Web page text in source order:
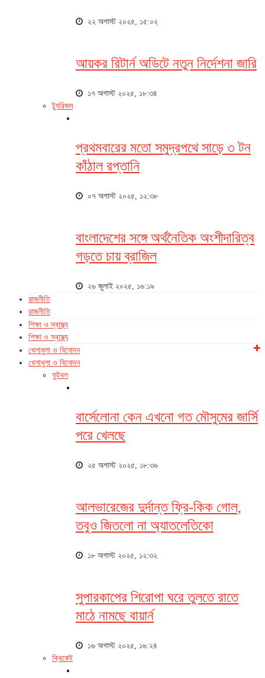
২২ অগাস্ট ২০২৫, ১৫:০২
আয়কর রিটার্ন অডিটে নতুন নির্দেশনা জারি
১৭ অগাস্ট ২০২৫, ১৮:৩৪
ট্যুরিজম
প্রথমবারের মতো সমুদ্রপথে সাড়ে ৩ টন
কাঁঠাল রপ্তানি
০৭ অগাস্ট ২০২৫, ১২:৩৮
বাংলাদেশের সঙ্গে অর্থনৈতিক অংশীদারিত্ব
গড়তে চায় ব্রাজিল
২৬ জুলাই ২০২৫, ১৬:১৯
রাজনীতি
রাজনীতি
শিক্ষা ও স্বাস্থ্য
শিক্ষা ও স্বাস্থ্য
খেলাধুলা ও বিনোদন
খেলাধুলা ও বিনোদন
ফুটবল
বার্সেলোনা কেন এখনো গত মৌসুমের জার্সি
পরে খেলছে
২৫ অগাস্ট ২০২৫, ১৮:৩৬
আলভারেজের দুর্দান্ত ফ্রি-কিক গোল,
তবুও জিতলো না অ্যাতলেতিকো
১৮ অগাস্ট ২০২৫, ১২:৩২
সুপারকাপের শিরোপা ঘরে তুলতে রাতে
মাঠে নামছে বায়ার্ন
১৬ অগাস্ট ২০২৫, ১৬:২৪
ক্রিকেট